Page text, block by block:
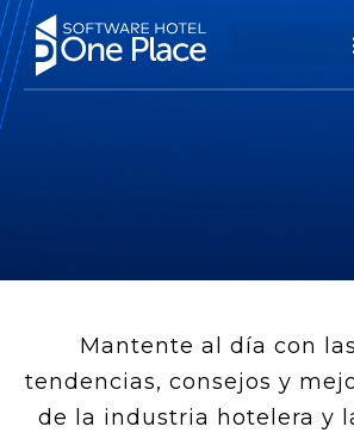
Mantente al día con
tendencias, consejos y
de la industria hotelera y